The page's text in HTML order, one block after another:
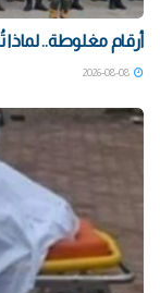
أرقام مغلوطة..